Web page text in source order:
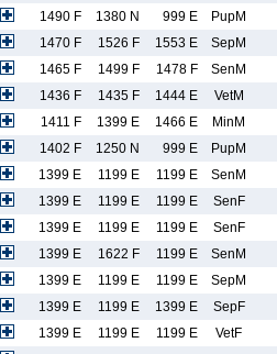
1490 F 1380 N 999 E PupM
1470 F 1526 F 1553 E SepM
1465 F 1499 F 1478 F SenM
1436 F 1435 F 1444 E VetM
1411 F 1399 E 1466 E MinM
1402 F 1250 N 999 E PupM
1399 E 1199 E 1199 E SenM
1399 E 1199 E 1199 E SenF
1399 E 1199 E 1199 E SenF
1399 E 1622 F 1199 E SenM
1399 E 1199 E 1199 E SepM
1399 E 1199 E 1399 E SepF
1399 E 1199 E 1199 E VetF